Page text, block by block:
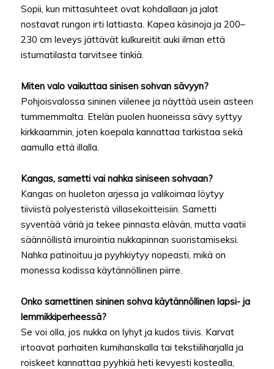
Sopii, kun mittasuhteet ovat kohdallaan ja jalat
nostavat rungon irti lattiasta. Kapea käsinoja ja 200–
230 cm leveys jättävät kulkureitit auki ilman että
istumatilasta tarvitsee tinkiä.
Miten valo vaikuttaa sinisen sohvan sävyyn?
Pohjoisvalossa sininen viilenee ja näyttää usein asteen
tummemmalta. Etelän puolen huoneissa sävy syttyy
kirkkaammin, joten koepala kannattaa tarkistaa sekä
aamulla että illalla.
Kangas, sametti vai nahka siniseen sohvaan?
Kangas on huoleton arjessa ja valikoimaa löytyy
tiiviistä polyesteristä villasekoitteisiin. Sametti
syventää väriä ja tekee pinnasta elävän, mutta vaatii
säännöllistä imurointia nukkapinnan suoristamiseksi.
Nahka patinoituu ja pyyhkiytyy nopeasti, mikä on
monessa kodissa käytännöllinen piirre.
Onko samettinen sininen sohva käytännöllinen lapsi- ja
lemmikkiperheessä?
Se voi olla, jos nukka on lyhyt ja kudos tiivis. Karvat
irtoavat parhaiten kumihanskalla tai tekstiiliharjalla ja
roiskeet kannattaa pyyhkiä heti kevyesti kostealla,